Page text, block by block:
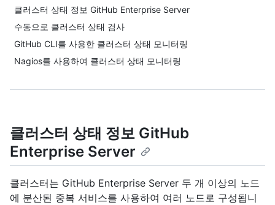
클러스터 상태 정보 GitHub Enterprise Server
수동으로 클러스터 상태 검사
GitHub CLI를 사용한 클러스터 상태 모니터링
Nagios를 사용하여 클러스터 상태 모니터링
클러스터 상태 정보 GitHub
Enterprise Server
클러스터는 GitHub Enterprise Server 두 개 이상의 노드
에 분산된 중복 서비스를 사용하여 여러 노드로 구성됩니